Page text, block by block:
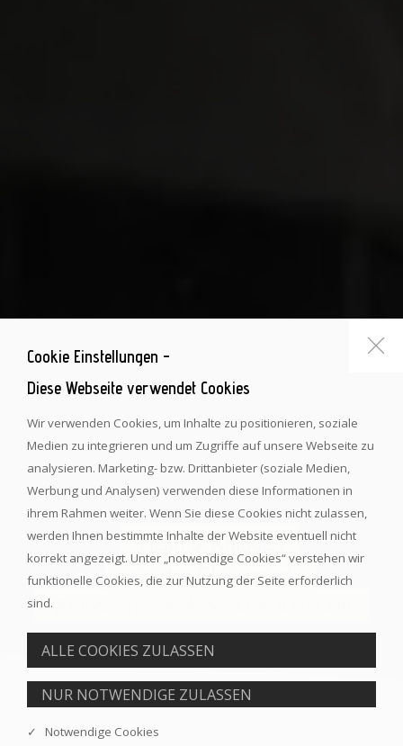
Elektro-Anlagen
aus der Steiermark
Mehr Information
Das ERS Team
steht für Sie bereit
Mehr Information
Cookie Einstellungen -
Diese Webseite verwendet Cookies
Wir verwenden Cookies, um Inhalte zu positionieren, soziale
Medien zu integrieren und um Zugriffe auf unsere Webseite zu
analysieren. Marketing- bzw. Drittanbieter (soziale Medien,
Werbung und Analysen) verwenden diese Informationen in
ihrem Rahmen weiter. Wenn Sie diese Cookies nicht zulassen,
werden Ihnen bestimmte Inhalte der Website eventuell nicht
korrekt angezeigt. Unter „notwendige Cookies“ verstehen wir
funktionelle Cookies, die zur Nutzung der Seite erforderlich
sind.
✓ Notwendige Cookies